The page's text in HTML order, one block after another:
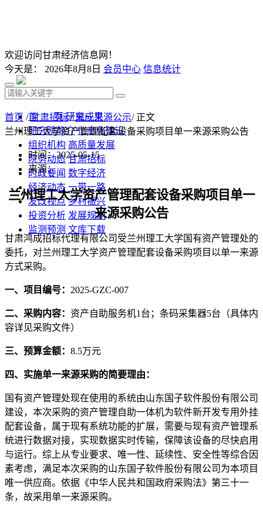
欢迎访问甘肃经济信息网！
今天是： 2026年8月8日 会员中心 信息统计
首 页 研究成果
研究院简介 信息化建设
组织机构 高质量发展
院务动态 甘肃招标
时政要闻 数字经济
经济动态 一带一路
发改视点 乡村振兴
投资分析 发展规划
监测预测 文库下载
首页 /甘肃招标/单一来源公示/ 正文
兰州理工大学资产管理配套设备采购项目单一来源采购公告
时间：2025-05-15
来源：
兰州理工大学资产管理配套设备采购项目 单一
来源采购公告
甘肃鸿成招标代理有限公司受兰州理工大学国有资产管理处的
委托，对兰州理工大学资产管理配套设备采购项目 以单一来源
方式采购。
一、项目编号： 2025-GZC-007
二、采购内容： 资产自助服务机1台；条码采集器5台（具体内
容详见采购文件）
三、预算金额： 8.5万元
四、实施单一来源采购的简要理由：
国有资产管理处现在使用的系统由山东国子软件股份有限公司
建设， 本次采购的资产管理自助一体机为软件新开发专用外挂
配套设备，属于现有系统功能的扩展， 需要与现有资产管理系
统进行数据对接，实现数据实时传输，保障该设备的尽快启用
与运行。 综上从专业要求、唯一性、延续性、安全性等综合因
素考虑， 满足本次采购的山东国子软件股份有限公司 为本项目
唯一供应商。依据《中华人民共和国政府采购法》第三十一
条，故采用单一来源采购。